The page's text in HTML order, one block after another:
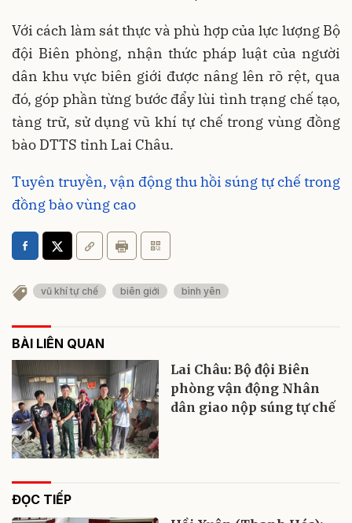
Với cách làm sát thực và phù hợp của lực lượng Bộ
đội Biên phòng, nhận thức pháp luật của người
dân khu vực biên giới được nâng lên rõ rệt, qua
đó, góp phần từng bước đẩy lùi tình trạng chế tạo,
tàng trữ, sử dụng vũ khí tự chế trong vùng đồng
bào DTTS tỉnh Lai Châu.
Tuyên truyền, vận động thu hồi súng tự chế trong
đồng bào vùng cao
vũ khí tự chế biên giới bình yên
BÀI LIÊN QUAN
Lai Châu: Bộ đội Biên
phòng vận động Nhân
dân giao nộp súng tự chế
ĐỌC TIẾP